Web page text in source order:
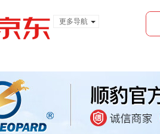
更多导航